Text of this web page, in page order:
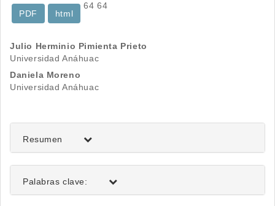
64
PDF
64
html
Contenido
principal
del
Julio Herminio Pimienta Prieto
Universidad Anáhuac
Daniela Moreno
Universidad Anáhuac
Resumen
Palabras clave: